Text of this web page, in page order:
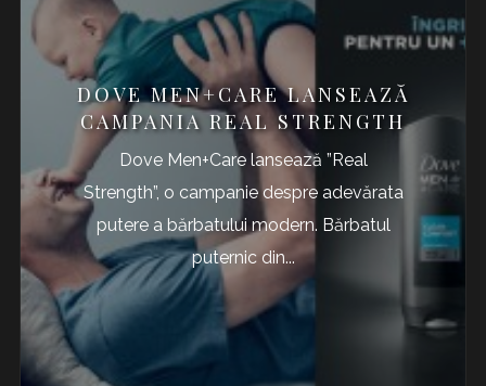
DOVE MEN+CARE LANSEAZĂ
CAMPANIA REAL STRENGTH
Dove Men+Care lansează ”Real
Strength”, o campanie despre adevărata
putere a bărbatului modern. Bărbatul
puternic din...